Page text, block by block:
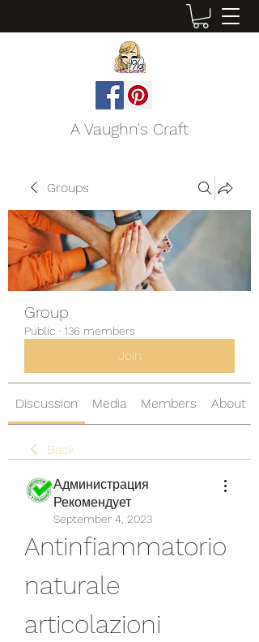
A Vaughn's Craft
Groups
Group
Public · 136 members
Join
Discussion Media Members About
Back
Администрация
Рекомендует
September 4, 2023
Antinfiammatorio
naturale
articolazioni